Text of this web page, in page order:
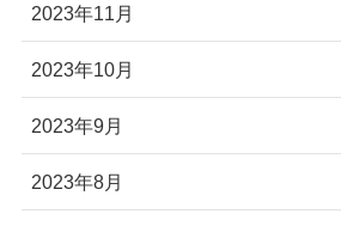
2023年11月
2023年10月
2023年9月
2023年8月